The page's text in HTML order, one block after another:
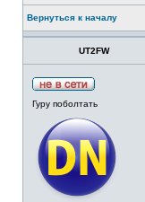
Вернуться к началу
UT2FW
Гуру поболтать